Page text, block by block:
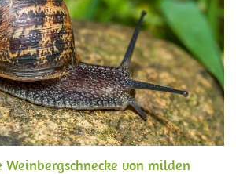
von milden